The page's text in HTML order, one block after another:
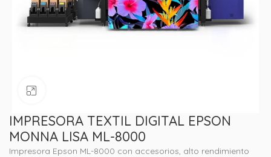
IMPRESORA TEXTIL DIGITAL EPSON
MONNA LISA ML-8000
Impresora Epson ML-8000 con accesorios, alto rendimiento